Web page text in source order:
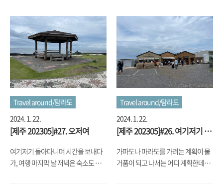
광식당'이라는 곳에 갔습니다. 가게로
접근하는 길이 좀 좁아서 힘들었지만,
주차는 쉽게 했는데요... 가게가 엄청
커서, 아 엄청 인기 있는 맛집이겠구나
했습니다. 물냉파인지라 물냉을 시켰
는데, 제가 아는 평양냉면하고는 조금
하다는 걸 보니, 함흥 계열인 듯한데,
함흥이라고 하기엔 또 애매하고... 기
대보단 아쉬운 느낌으로... 이 여행의
마지막 일정도 뭔가 글로 남기니 숙소
얘기 외에는 남길 게 없었던 게 아쉽기
도 하고.... 뭐 그렇게 이번 제주여행 글
장이 열리는 날이어서, 일단 그리로 이
동을 했습니다. 배가 고픈 건 아닌데,
아침을 안 먹은 상태서 장을 찾아갔더
니, 이런 저런 신기한 상품들도 상품이
지만, 먹거리도 눈에 들어오기는 하는
데... 그냥 구경만 하고 나왔습니다. 장
걸 보니 '우리들의 블루스'의 그 순대
국집이 떠올라서 좀 기분이 묘하기도
하더군요. 오일장을 보고 출발해서는
제주 공항 쪽으로 가다가, 평대에 오면
늘 들리던 '평대우유차' 가게가 함덕
해수욕장 앞으로 이동했다고 들어서,
Travel around/탐라도
2024. 1. 22.
[제주 202305]#27. 오저여
여기저기 돌아다니며 시간을 보내다
가, 여행 마지막 날 저녁은 숙소도 괜
Travel around/탐라도
2024. 1. 22.
[제주 202305]#26. 여기저기 식
가파도나 마라도를 가려는 계획이 물
거품이 되고 나서는 어디 계획한데도